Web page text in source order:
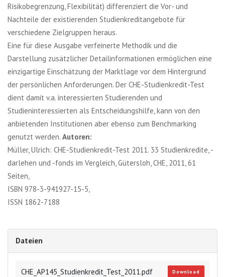
Risikobegrenzung, Flexibilität) differenziert die Vor- und
Nachteile der existierenden Studienkreditangebote für
verschiedene Zielgruppen heraus.
Eine für diese Ausgabe verfeinerte Methodik und die
Darstellung zusätzlicher Detailinformationen ermöglichen eine
einzigartige Einschätzung der Marktlage vor dem Hintergrund
der persönlichen Anforderungen. Der CHE-Studienkredit-Test
dient damit v.a. interessierten Studierenden und
Studieninteressierten als Entscheidungshilfe, kann von den
anbietenden Institutionen aber ebenso zum Benchmarking
genutzt werden. Autoren:
Müller, Ulrich: CHE-Studienkredit-Test 2011. 33 Studienkredite, -
darlehen und -fonds im Vergleich, Gütersloh, CHE, 2011, 61
Seiten,
ISBN 978-3-941927-15-5,
ISSN 1862-7188
Dateien
CHE_AP145_Studienkredit_Test_2011.pdf Download